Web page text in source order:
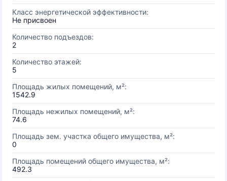
Класс энергетической эффективности:
Не присвоен
Количество подъездов:
2
Количество этажей:
5
Площадь жилых помещений, м²:
1542.9
Площадь нежилых помещений, м²:
74.6
Площадь зем. участка общего имущества, м²:
0
Площадь помещений общего имущества, м²:
492.3